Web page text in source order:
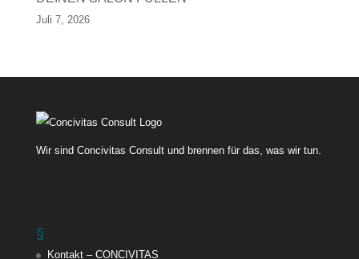
Juli 7, 2026
Wir sind Concivitas Consult und brennen für das, was wir tun.
§
Kontakt – CONCIVITAS